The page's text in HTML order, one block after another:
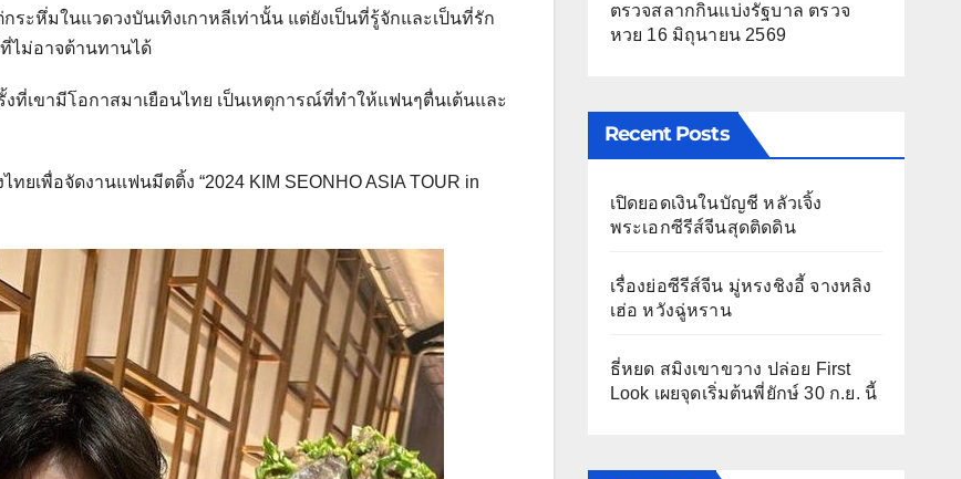
ระหึ่มในแวดวงบันเทิงเกาหลีเท่านั้น แต่ยังเป็นที่รู้จักและเป็นที่รัก
ไม่อาจต้านทานได้
ที่เขามีโอกาสมาเยือนไทย เป็นเหตุการณ์ที่ทำให้แฟนๆตื่นเต้นและ
เพื่อจัดงานแฟนมีตติ้ง “2024 KIM SEONHO ASIA TOUR in
ตรวจสลากกินแบ่งรัฐบาล ตรวจ
หวย 16 มิถุนายน 2569
Recent Posts
เปิดยอดเงินในบัญชี หลัวเจิ้ง
พระเอกซีรีส์จีนสุดติดดิน
เรื่องย่อซีรีส์จีน มู่หรงชิงอี้ จางหลิง
เฮ่อ หวังฉู่หราน
ธี่หยด สมิงเขาขวาง ปล่อย First
Look เผยจุดเริ่มต้นพี่ยักษ์ 30 ก.ย. นี้